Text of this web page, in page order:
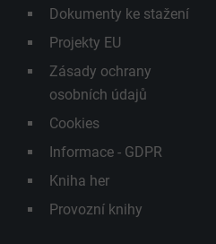
Dokumenty ke stažení
Projekty EU
Zásady ochrany
osobních údajů
Cookies
Informace - GDPR
Kniha her
Provozní knihy